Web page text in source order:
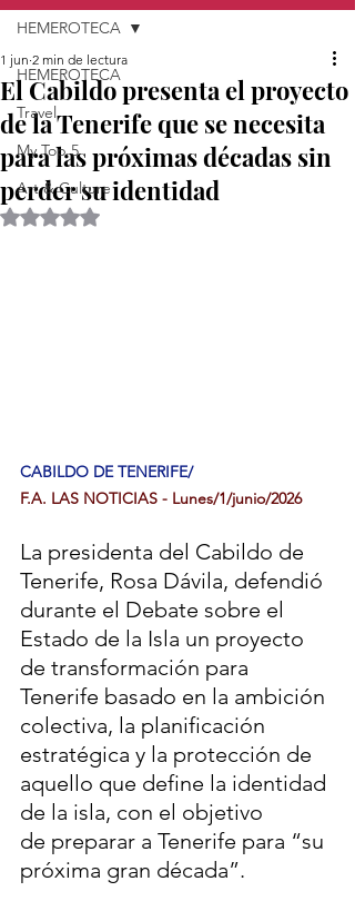
HEMEROTECA
Travel
My Top 5
Art & Culture
HEMEROTECA
El Cabildo presenta el proyecto
de la Tenerife que se necesita
para las próximas décadas sin
perder su identidad
1 jun 2 min de lectura
Obtuvo NaN de 5 estrellas.
CABILDO DE TENERIFE/
F.A. LAS NOTICIAS - Lunes/1/junio/2026
La presidenta del Cabildo de
Tenerife, Rosa Dávila, defendió
durante el Debate sobre el
Estado de la Isla un proyecto
de transformación para
Tenerife basado en la ambición
colectiva, la planificación
estratégica y la protección de
aquello que define la identidad
de la isla, con el objetivo
de preparar a Tenerife para “su
próxima gran década”.